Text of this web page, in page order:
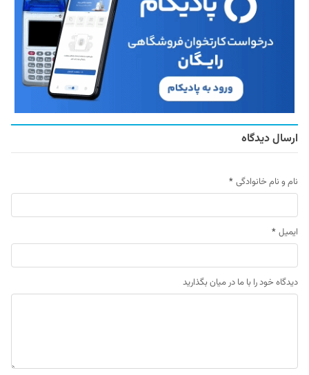
ارسال دیدگاه
نام و نام خانوادگی *
ایمیل *
دیدگاه خود را با ما در میان بگذارید